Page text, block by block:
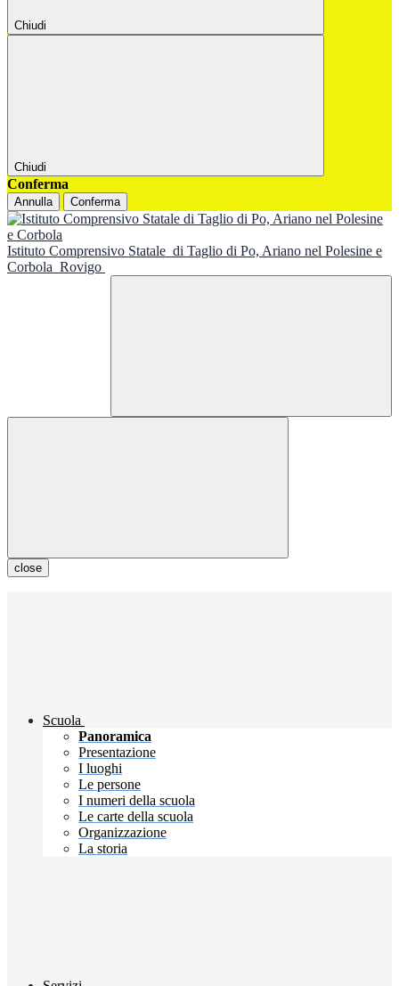
Chiudi
Chiudi
Conferma
Annulla Conferma
Istituto Comprensivo Statale di Taglio di Po, Ariano nel Polesine e
Corbola Rovigo
close
Scuola
Panoramica
Presentazione
I luoghi
Le persone
I numeri della scuola
Le carte della scuola
Organizzazione
La storia